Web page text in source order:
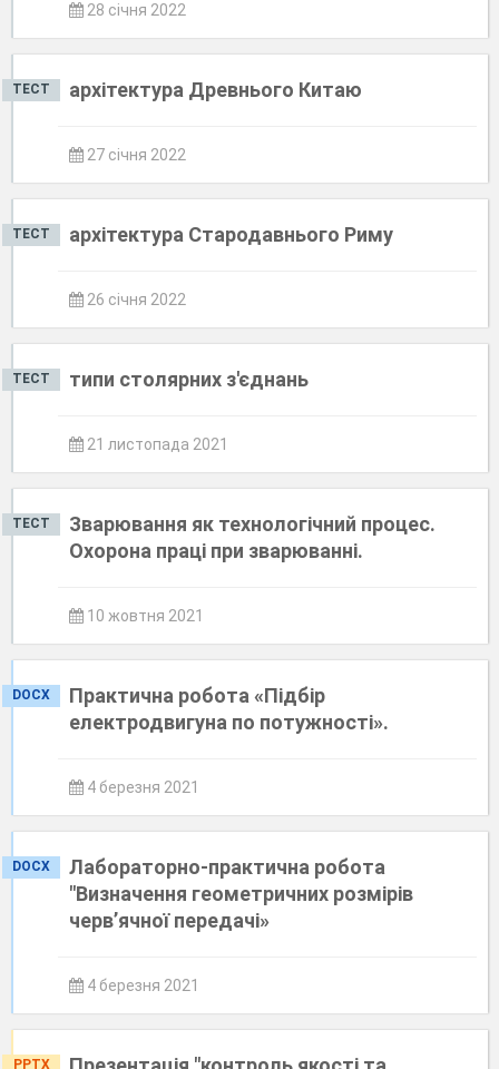
28 січня 2022
ТЕСТ архітектура Древнього Китаю
27 січня 2022
ТЕСТ архітектура Стародавнього Риму
26 січня 2022
ТЕСТ типи столярних з'єднань
21 листопада 2021
ТЕСТ
Зварювання як технологічний процес.
Охорона праці при зварюванні.
10 жовтня 2021
DOCX
Практична робота «Підбір
електродвигуна по потужності».
4 березня 2021
DOCX
Лабораторно-практична робота
"Визначення геометричних розмірів
черв’ячної передачі»
4 березня 2021
PPTX